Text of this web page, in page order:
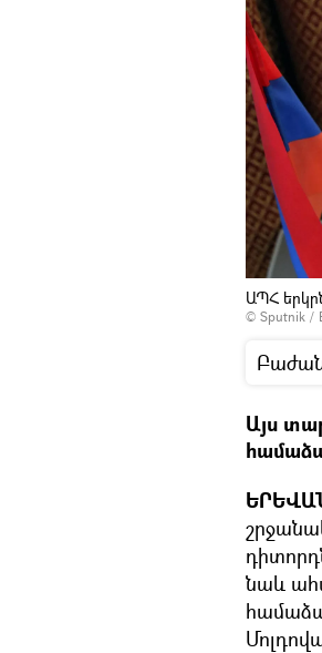
ԱՊՀ
© Sputnik /
Այս
նաև